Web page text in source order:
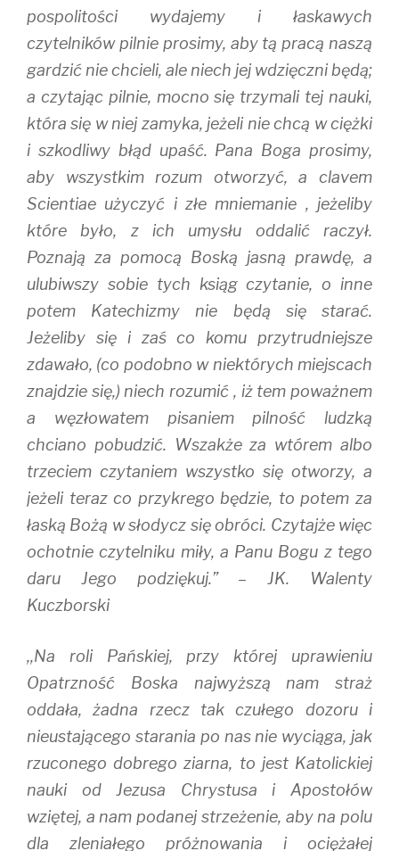
pospolitości wydajemy i łaskawych
czytelników pilnie prosimy, aby tą pracą naszą
gardzić nie chcieli, ale niech jej wdzięczni będą;
a czytając pilnie, mocno się trzymali tej nauki,
która się w niej zamyka, jeżeli nie chcą w ciężki
i szkodliwy błąd upaść. Pana Boga prosimy,
aby wszystkim rozum otworzyć, a clavem
Scientiae użyczyć i złe mniemanie , jeżeliby
które było, z ich umysłu oddalić raczył.
Poznają za pomocą Boską jasną prawdę, a
ulubiwszy sobie tych ksiąg czytanie, o inne
potem Katechizmy nie będą się starać.
Jeżeliby się i zaś co komu przytrudniejsze
zdawało, (co podobno w niektórych miejscach
znajdzie się,) niech rozumić , iż tem poważnem
a węzłowatem pisaniem pilność ludzką
chciano pobudzić. Wszakże za wtórem albo
trzeciem czytaniem wszystko się otworzy, a
jeżeli teraz co przykrego będzie, to potem za
łaską Bożą w słodycz się obróci. Czytajże więc
ochotnie czytelniku miły, a Panu Bogu z tego
daru Jego podziękuj.” – JK. Walenty
Kuczborski
,,Na roli Pańskiej, przy której uprawieniu
Opatrzność Boska najwyższą nam straż
oddała, żadna rzecz tak czułego dozoru i
nieustającego starania po nas nie wyciąga, jak
rzuconego dobrego ziarna, to jest Katolickiej
nauki od Jezusa Chrystusa i Apostołów
wziętej, a nam podanej strzeżenie, aby na polu
dla zleniałego próżnowania i ociężałej